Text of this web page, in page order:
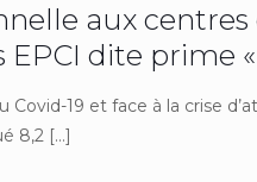
aux centres
dite prime
Covid-19 et face à la crise
8,2[…]